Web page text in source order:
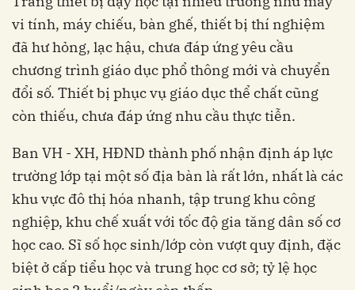
vi tính, máy chiếu, bàn ghế, thiết bị thí nghiệm
đã hư hỏng, lạc hậu, chưa đáp ứng yêu cầu
chương trình giáo dục phổ thông mới và chuyển
đổi số. Thiết bị phục vụ giáo dục thể chất cũng
còn thiếu, chưa đáp ứng nhu cầu thực tiễn.
Ban VH - XH, HĐND thành phố nhận định áp lực
trường lớp tại một số địa bàn là rất lớn, nhất là các
khu vực đô thị hóa nhanh, tập trung khu công
nghiệp, khu chế xuất với tốc độ gia tăng dân số cơ
học cao. Sĩ số học sinh/lớp còn vượt quy định, đặc
biệt ở cấp tiểu học và trung học cơ sở; tỷ lệ học